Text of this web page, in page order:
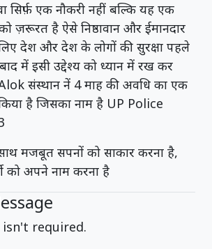
सिर्फ़ एक नौकरी नहीं बल्कि यह एक
ज़रूरत है ऐसे निष्ठावान और ईमानदार
देश और देश के लोगों की सुरक्षा पहले
में इसी उद्देश्य को ध्यान में रख कर
संस्थान नें 4 माह की अवधि का एक
किया है जिसका नाम है UP Police
मजबूत सपनों को साकार करना है,
को अपने नाम करना है
required.